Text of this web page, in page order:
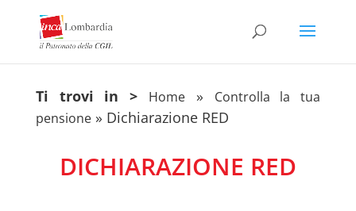
Ti trovi in > Home »
Controlla la tua
pensione» Dichiarazione RED
DICHIARAZIONE RED